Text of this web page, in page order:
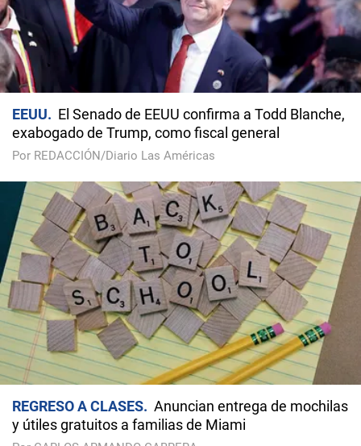
EEUU
El Senado de EEUU confirma a Todd Blanche,
exabogado de Trump, como fiscal general
Por REDACCIÓN/Diario Las Américas
REGRESO A CLASES
Anuncian entrega de mochilas
y útiles gratuitos a familias de Miami